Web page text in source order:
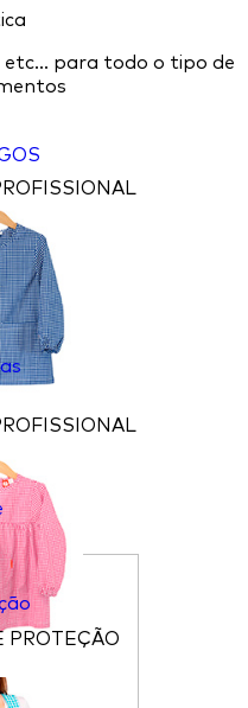
PROTEÇÃO
etc... para todo o tipo de